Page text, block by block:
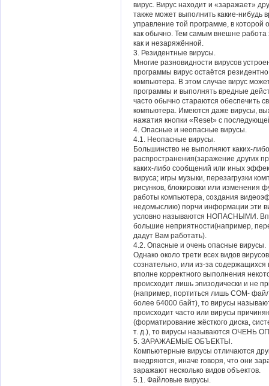
вирус. Вирус находит и «заражает»
также может выполнить какие-нибудь
управление той программе, в которой
как обычно. Тем самым внешне
как и незаряжённой.
3. Резидентные вирусы.
Многие разновидности вирусов
программы вирус остаётся
компьютера. В этом случае вирус
программы и выполнять вредные
часто обычно стараются обеспечить
компьютера. Имеются даже вирусы,
нажатия кнопки «Reset» с
4. Опасные и неопасные вирусы.
4.1. Неопасные вирусы.
Большинство не выполняют каких-
распространения(заражение других
каких-либо сообщений или иных
вируса; игры музыки, перезагрузки
рисунков, блокировки или изменения
работы компьютера, создания
недомыслию) порчи информации эти
условно называются НОПАСНЫМИ.
большие неприятности(например,
дадут Вам работать).
4.2. Опасные и очень опасные вирусы.
Однако около трети всех видов
сознательно, или из-за содержащихся
вполне корректного выполнения
происходит лишь эпизодически и не
(например, портиться лишь COM-
более 64000 байт), то вирусы
происходит часто или вирусы
(форматирование жёсткого диска,
т. д.), то вирусы называются ОЧЕНЬ
5. ЗАРАЖАЕМЫЕ ОБЪЕКТЫ.
Компьютерные вирусы отличаются
внедряются, иначе говоря, что они
заражают несколько видов объектов.
5.1. Файловые вирусы.